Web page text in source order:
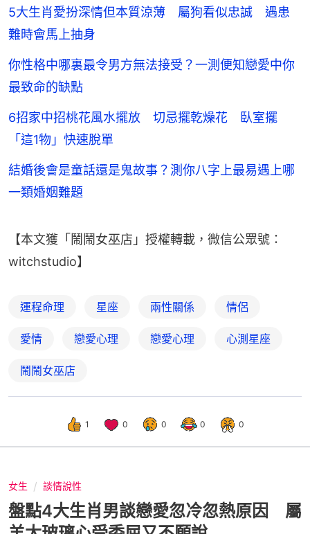
5大生肖愛扮深情但本質涼薄 屬狗看似忠誠 遇患
難時會馬上抽身
你性格中哪裏最令男方無法接受？一測便知戀愛中你
最致命的缺點
6招家中招桃花風水擺放 切忌擺乾燥花 臥室擺
「這1物」快速脫單
結婚後會是童話還是鬼故事？測你八字上最易遇上哪
一類婚姻難題
【本文獲「鬧鬧女巫店」授權轉載，微信公眾號：
witchstudio】
運程命理 星座 兩性關係 情侶
愛情 戀愛心理 戀愛心理 心測星座
鬧鬧女巫店
1 0 0 0 0
女生 談情說性
盤點4大生肖男談戀愛忽冷忽熱原因 屬